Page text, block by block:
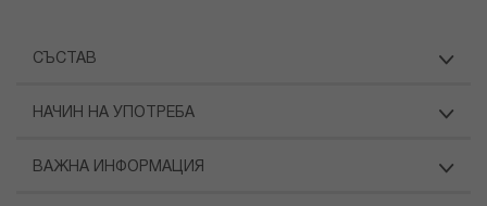
СЪСТАВ
НАЧИН НА УПОТРЕБА
ВАЖНА ИНФОРМАЦИЯ